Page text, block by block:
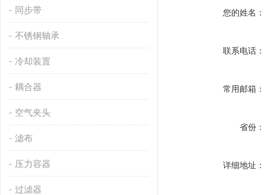
同步带
不锈钢轴承
冷却装置
耦合器
空气夹头
滤布
压力容器
过滤器
您的姓名：
联系电话：
常用邮箱：
省份：
详细地址：